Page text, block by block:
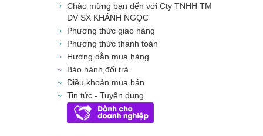
Chào mừng bạn đến với Cty TNHH TM
DV SX KHÁNH NGỌC
Phương thức giao hàng
Phương thức thanh toán
Hướng dẫn mua hàng
Bảo hành,đổi trả
Điều khoản mua bán
Tin tức - Tuyển dụng